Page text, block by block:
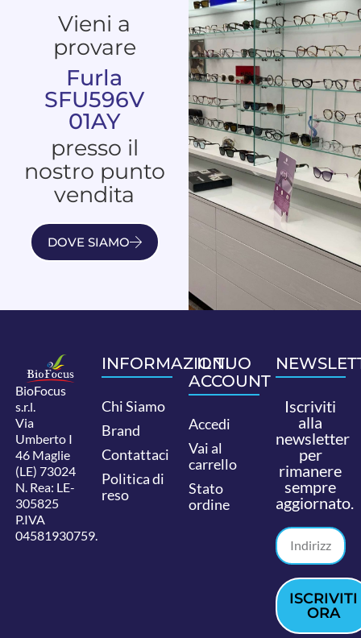
Vieni a
provare
Furla
SFU596V
01AY
presso il
nostro punto
vendita
DOVE SIAMO
BioFocus
s.r.l.
Via
Umberto I
46 Maglie
(LE) 73024
N. Rea: LE-
305825
P.IVA
04581930759.
INFORMAZIONI
Chi Siamo
Brand
Contattaci
Politica di
reso
IL TUO
ACCOUNT
Accedi
Vai al
carrello
Stato
ordine
Iscriviti
alla
newsletter
per
rimanere
sempre
aggiornato.
ISCRIVITI
ORA